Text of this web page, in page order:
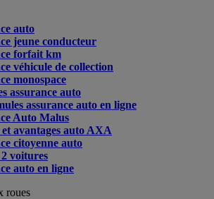
auto
jeune conducteur
forfait km
véhicule de collection
monospace
assurance auto
assurance auto en ligne
Auto Malus
et avantages auto AXA
citoyenne auto
voitures
auto en ligne
roues